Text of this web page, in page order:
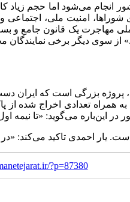
انجام می‌شود اما حجم
اعضای کمیسیون‌های شوراها،
مهاجرت یک قانون جامع و
?p=87380